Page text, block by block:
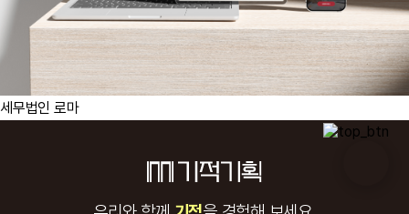
세무법인 로마